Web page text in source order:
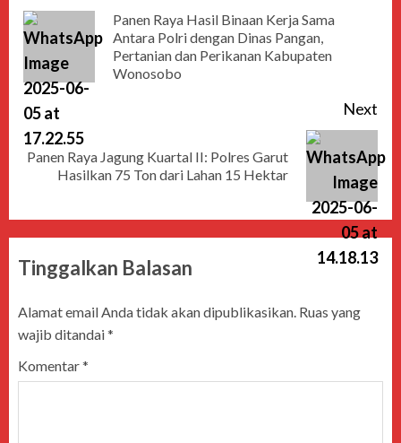
Panen Raya Hasil Binaan Kerja Sama
Antara Polri dengan Dinas Pangan,
Pertanian dan Perikanan Kabupaten
Wonosobo
Next
Panen Raya Jagung Kuartal II: Polres Garut
Hasilkan 75 Ton dari Lahan 15 Hektar
Tinggalkan Balasan
Alamat email Anda tidak akan dipublikasikan. Ruas yang
wajib ditandai*
Komentar*